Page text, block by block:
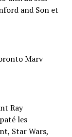
and Son et
Marv
Ray
les
Star Wars,